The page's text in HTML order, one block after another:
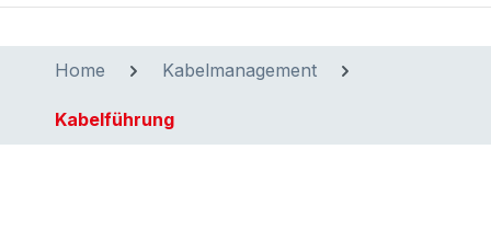
Home Kabelmanagement
Kabelführung